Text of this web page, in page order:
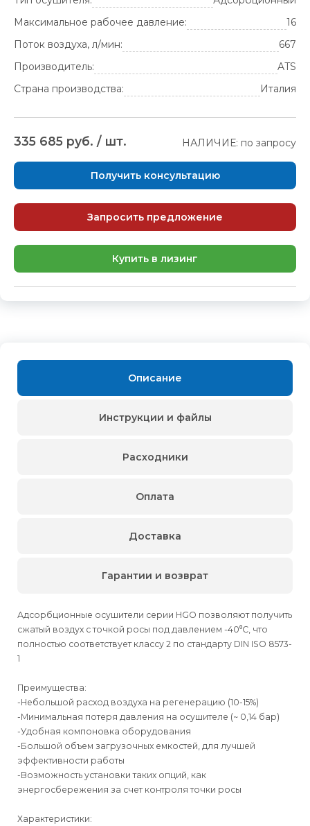
Максимальное рабочее давление:
16
Поток воздуха, л/мин:
667
Производитель:
ATS
Страна производства:
Италия
335 685 руб. / шт. НАЛИЧИЕ: по запросу
Получить консультацию
Запросить предложение
Купить в лизинг
Описание
Адсорбционные осушители серии HGO позволяют получить
сжатый воздух с точкой росы под давлением -40⁰С, что
полностью соответствует классу 2 по стандарту DIN ISO 8573-
1
Преимущества:
-Небольшой расход воздуха на регенерацию (10-15%)
-Минимальная потеря давления на осушителе (~ 0,14 бар)
-Удобная компоновка оборудования
-Большой объем загрузочных емкостей, для лучшей
эффективности работы
-Возможность установки таких опций, как
энергосбережения за счет контроля точки росы
Характеристики:
Инструкции и файлы
Расходники
Оплата
Доставка
Гарантии и возврат